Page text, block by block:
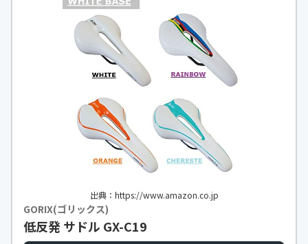
出典：https://www.amazon.co.jp
GORIX(ゴリックス)
低反発 サドル GX-C19